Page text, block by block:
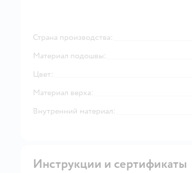
Страна производства:
Материал подошвы:
Цвет:
Материал верха:
Внутренний материал:
Инструкции и сертификаты